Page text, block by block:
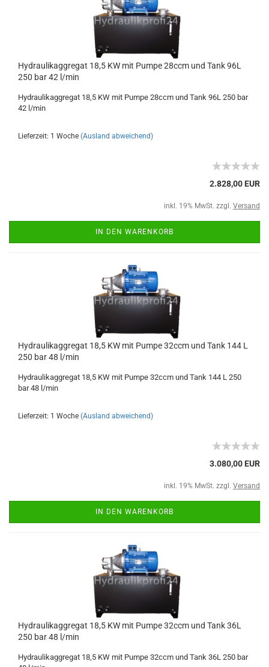
Hydraulikaggregat 18,5 KW mit Pumpe 28ccm und Tank 96L
250 bar 42 l/min
Hydraulikaggregat 18,5 KW mit Pumpe 28ccm und Tank 96L 250 bar
42 l/min
Lieferzeit: 1 Woche (Ausland abweichend)
2.828,00 EUR
inkl. 19% MwSt. zzgl. Versand
IN DEN WARENKORB
Hydraulikaggregat 18,5 KW mit Pumpe 32ccm und Tank 144 L
250 bar 48 l/min
Hydraulikaggregat 18,5 KW mit Pumpe 32ccm und Tank 144 L 250
bar 48 l/min
Lieferzeit: 1 Woche (Ausland abweichend)
3.080,00 EUR
inkl. 19% MwSt. zzgl. Versand
IN DEN WARENKORB
Hydraulikaggregat 18,5 KW mit Pumpe 32ccm und Tank 36L
250 bar 48 l/min
Hydraulikaggregat 18,5 KW mit Pumpe 32ccm und Tank 36L 250 bar